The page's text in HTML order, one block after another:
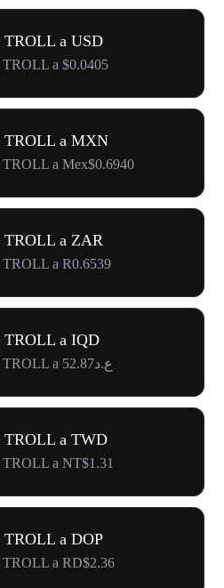
TROLL a USD
TROLL a $0.0405
TROLL a MXN
TROLL a Mex$0.6940
TROLL a ZAR
TROLL a R0.6539
TROLL a IQD
Conversión de 1 TROLL a ع.د52.87
TROLL a TWD
TROLL a NT$1.31
TROLL a DOP
TROLL a RD$2.36